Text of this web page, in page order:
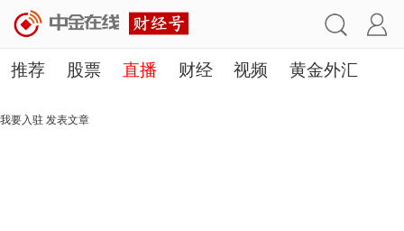
推荐 股票 直播 财经 视频 黄金外汇
理财 行业
我要入驻 发表文章